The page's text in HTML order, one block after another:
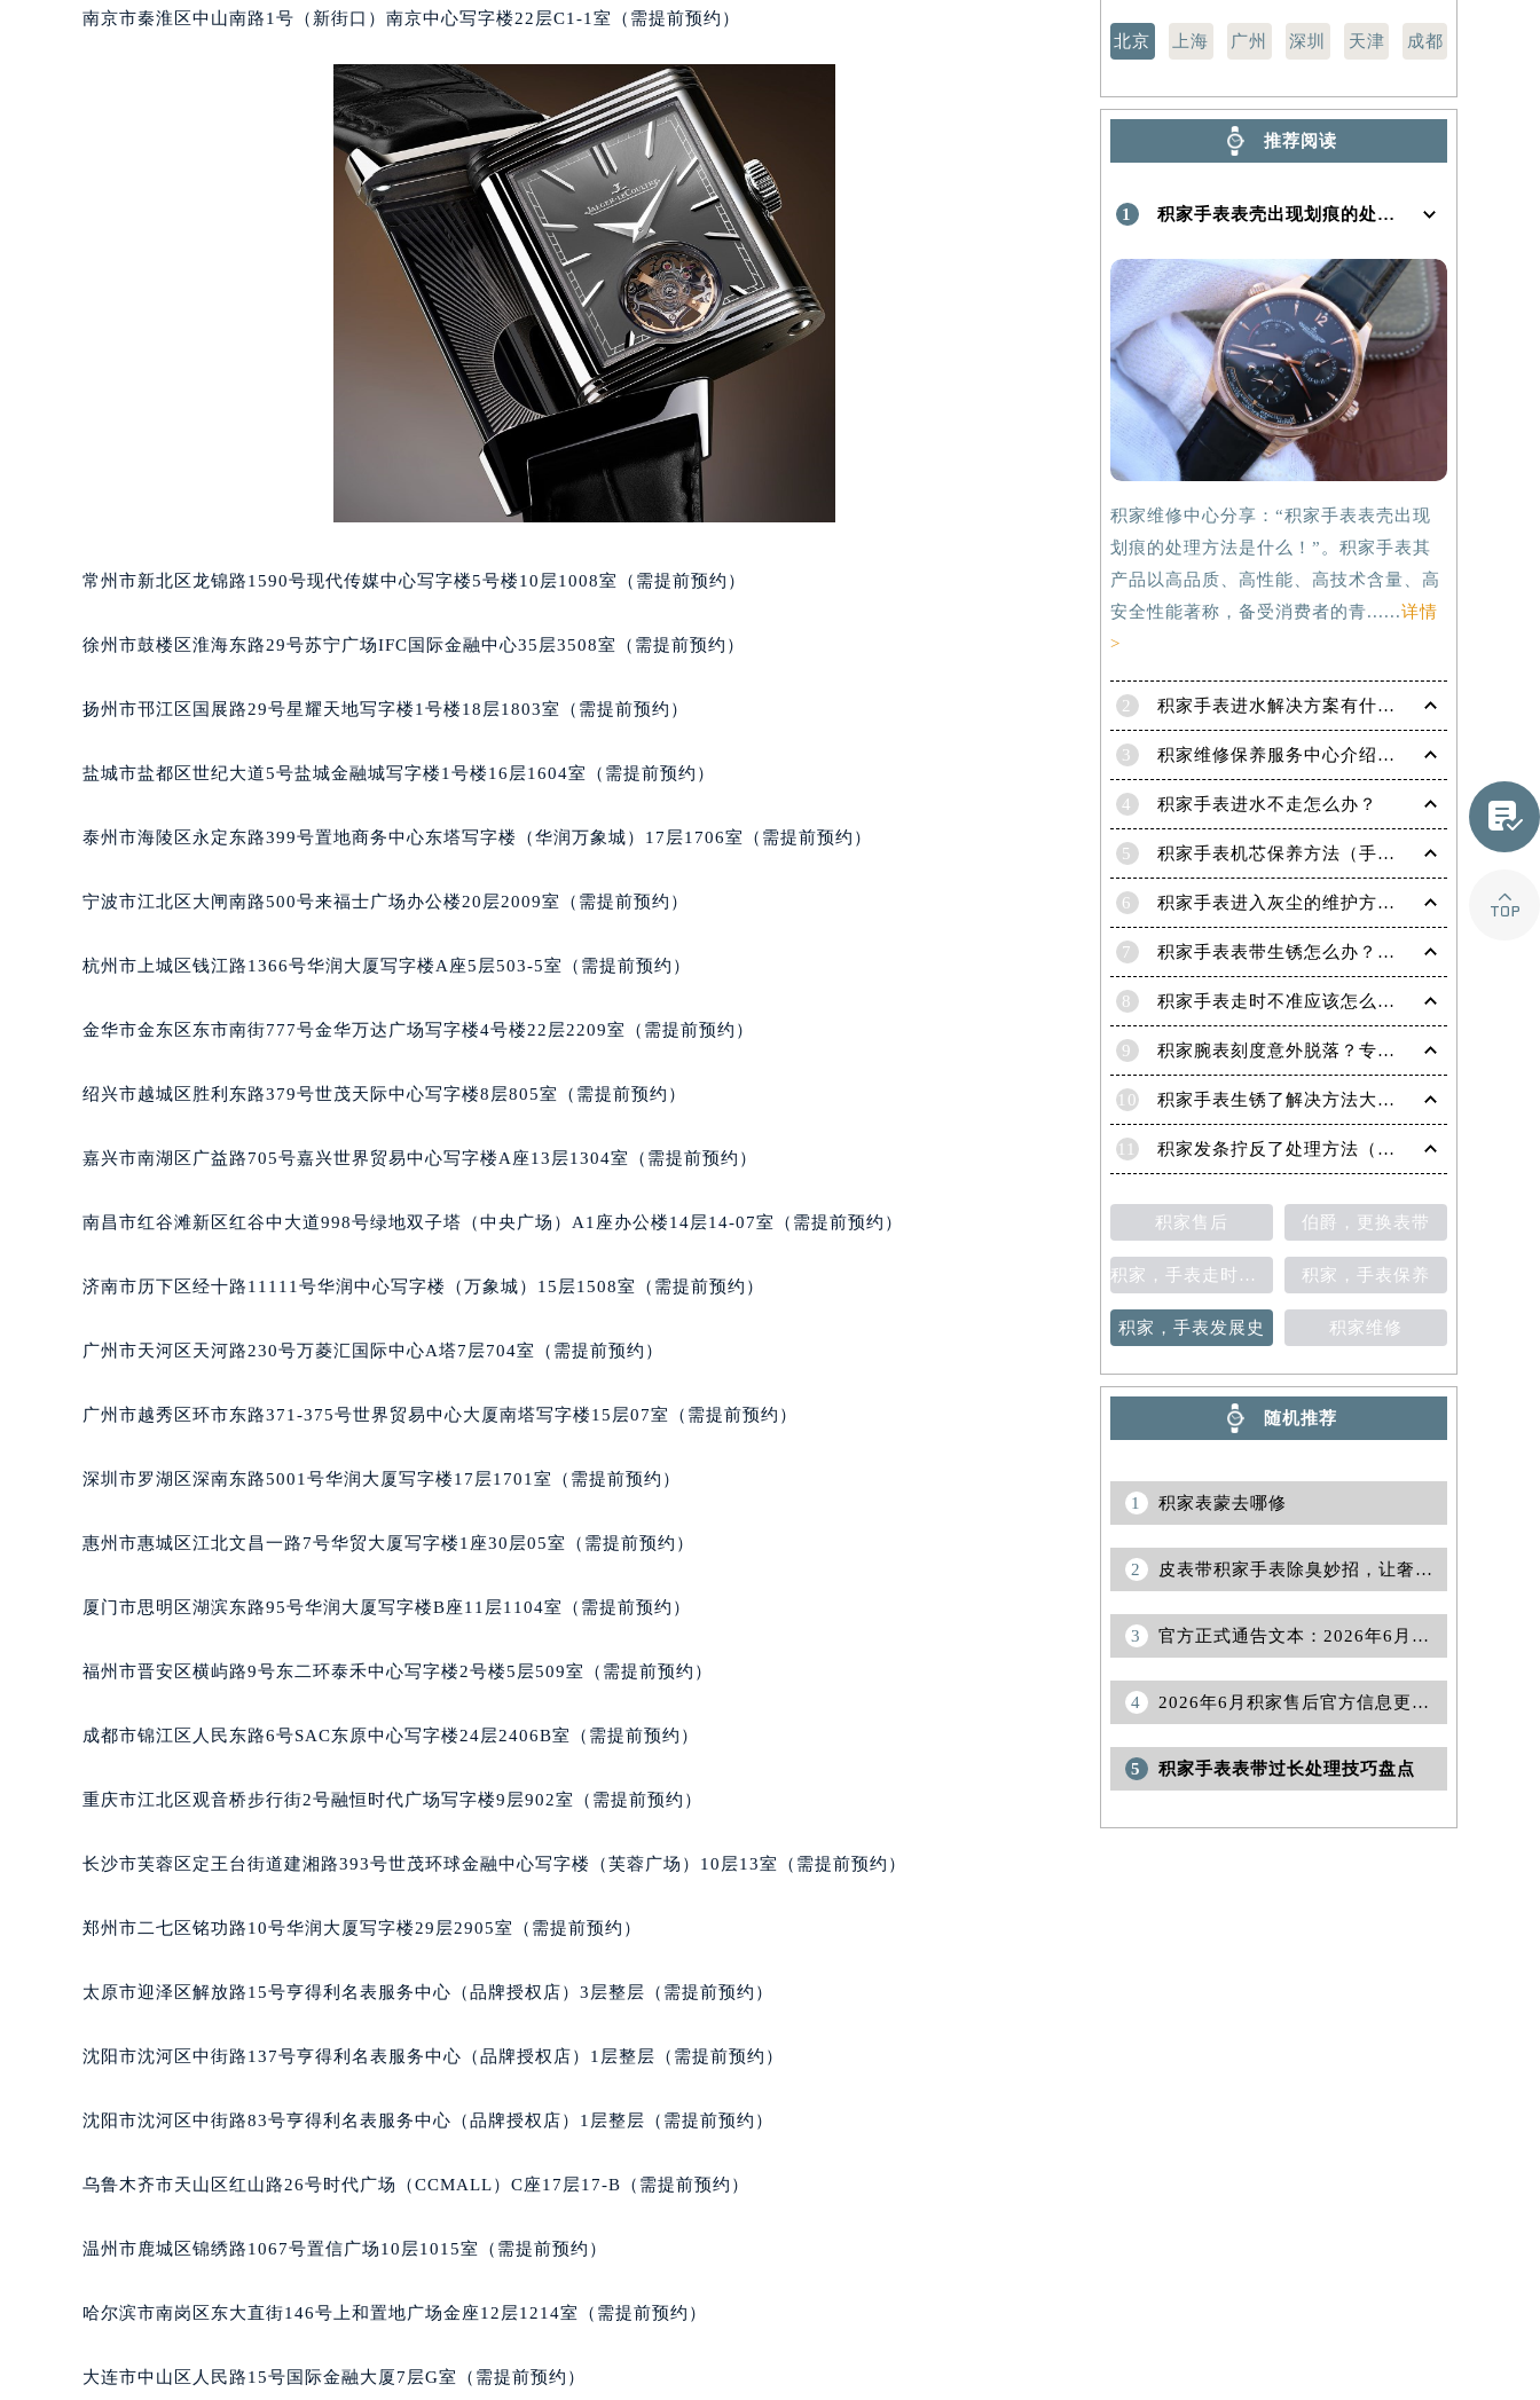
沈阳市沈河区中街路83号亨得利名表服务中心（品牌授权店）1层整层（需提前预约）
温州市鹿城区锦绣路1067号置信广场10层1015室（需提前预约）
哈尔滨市道里区友谊西路600号富力中心T2座写字楼29层03室（需提前预约）
大连市中山区人民路15号国际金融大厦7层G室（需提前预约）
佛山市禅城区季华五路57号万科金融中心C座12层1205室（需提前预约）
东莞市东城街道鸿福东路1号民盈国贸中心T1写字楼9层907室（需提前预约）
无锡市梁溪区人民中路139号恒隆广场写字楼1座11层1104室（需提前预约）
南通市崇川区工农路57号圆融广场写字楼16层1603室（需提前预约）
苏州市苏州工业园区星港街199号苏州中心办公楼C座22层08室（需提前预约）
武汉市江汉区解放大道686号世界贸易大厦38层09室（需提前预约）
南宁市青秀区金湖路59号地王大厦12楼1224室（需提前预约）
合肥市蜀山区潜山路111号万象城华润大厦B座12楼03室（需提前预约）
泉州市丰泽区宝洲路729号浦西万达中心写字楼A座7楼709室（需提前预约）
青岛市南区山东路6号华润大厦B座22层04室（需提前预约）
烟台市芝罘区胜利路139号万达金融中心A座907室（需提前预约）
长春市朝阳区西安大路727号中银大厦A座(旺进大厦)18层09室（需提前预约）
昆明市盘龙区北京路928号同德昆明广场写字楼10层06室（需提前预约）
西安市碑林区南关正街88号华侨城长安国际中心E座6楼10室（需提前预约）
唐山市路南区新华东道100号万达广场写字楼A座10层1002室（需提前预约）
内蒙古自治区呼和浩特市玉泉区大学西街70号华润万象城写字楼（鄂尔多斯大厦）23层2326室（需提前预约）
重庆市解放碑渝中区民权路28号英利国际金融中心写字楼20层01室（需提前预约）
黑龙江省鹤岗市向阳区红军路积家售后服务中心（需提前预约）
黑龙江省鸡西市鸡冠区红军路积家售后服务中心（需提前预约）
黑龙江省牡丹江市东安区太平路积家售后服务中心（需提前预约）
黑龙江省齐齐哈尔市龙沙区龙华路积家售后服务中心（需提前预约）
黑龙江省绥化市北林区新华街与康庄路交叉口积家售后服务中心（需提前预约）
吉林省白城市洮北区明仁南街积家售后服务中心（需提前预约）
吉林省吉林市船营区河南街积家售后服务中心（需提前预约）
吉林省梅河口市新华街道梅河大街积家售后服务中心（需提前预约）
吉林省松原市宁江区五环大街积家售后服务中心（需提前预约）
吉林省延边市延吉市解放路积家售后服务中心（需提前预约）
辽宁省本溪市平山区胜利路积家售后服务中心（需提前预约）
辽宁省丹东市振兴区七经街积家售后服务中心（需提前预约）
辽宁省阜新市海州区解放大街积家售后服务中心（需提前预约）
辽宁省锦州市古塔区中央大街积家售后服务中心（需提前预约）
辽宁省盘锦市兴隆台区石油大街积家售后服务中心（需提前预约）
辽宁省营口市站前区市府路与渤海大街交叉口积家售后服务中心（需提前预约）
辽宁省沈阳市沈河区中街路83号亨得利名表维修授权店1楼积家售后服务中心（需提前预约）
北京市东城区东长安街1号王府井东方广场W3座6层602室积家售后服务中心（需提前预约）
内蒙古自治区阿拉善盟市左旗土尔扈特大街积家售后服务中心（需提前预约）
内蒙古自治区包头市青山区幸福路甲3号王府井百货名表维修积家售后服务中心（需提前预约）
内蒙古自治区鄂尔多斯市东胜区伊金霍洛街积家售后服务中心（需提前预约）
内蒙古自治区通辽市科尔沁区明仁大街积家售后服务中心（需提前预约）
内蒙古自治区乌兰察布市集宁区恩和大街积家售后服务中心（需提前预约）
内蒙古自治区兴安盟市乌兰浩特市兴安大街积家售后服务中心（需提前预约）
南京市秦淮区中山南路1号（新街口）南京中心写字楼22层C1-1室（需提前预约）
常州市新北区龙锦路1590号现代传媒中心写字楼5号楼10层1008室（需提前预约）
徐州市鼓楼区淮海东路29号苏宁广场IFC国际金融中心35层3508室（需提前预约）
扬州市邗江区国展路29号星耀天地写字楼1号楼18层1803室（需提前预约）
盐城市盐都区世纪大道5号盐城金融城写字楼1号楼16层1604室（需提前预约）
泰州市海陵区永定东路399号置地商务中心东塔写字楼（华润万象城）17层1706室（需提前预约）
宁波市江北区大闸南路500号来福士广场办公楼20层2009室（需提前预约）
杭州市上城区钱江路1366号华润大厦写字楼A座5层503-5室（需提前预约）
金华市金东区东市南街777号金华万达广场写字楼4号楼22层2209室（需提前预约）
绍兴市越城区胜利东路379号世茂天际中心写字楼8层805室（需提前预约）
嘉兴市南湖区广益路705号嘉兴世界贸易中心写字楼A座13层1304室（需提前预约）
南昌市红谷滩新区红谷中大道998号绿地双子塔（中央广场）A1座办公楼14层14-07室（需提前预约）
济南市历下区经十路11111号华润中心写字楼（万象城）15层1508室（需提前预约）
广州市天河区天河路230号万菱汇国际中心A塔7层704室（需提前预约）
广州市越秀区环市东路371-375号世界贸易中心大厦南塔写字楼15层07室（需提前预约）
深圳市罗湖区深南东路5001号华润大厦写字楼17层1701室（需提前预约）
惠州市惠城区江北文昌一路7号华贸大厦写字楼1座30层05室（需提前预约）
厦门市思明区湖滨东路95号华润大厦写字楼B座11层1104室（需提前预约）
福州市晋安区横屿路9号东二环泰禾中心写字楼2号楼5层509室（需提前预约）
成都市锦江区人民东路6号SAC东原中心写字楼24层2406B室（需提前预约）
重庆市江北区观音桥步行街2号融恒时代广场写字楼9层902室（需提前预约）
长沙市芙蓉区定王台街道建湘路393号世茂环球金融中心写字楼（芙蓉广场）10层13室（需提前预约）
郑州市二七区铭功路10号华润大厦写字楼29层2905室（需提前预约）
太原市迎泽区解放路15号亨得利名表服务中心（品牌授权店）3层整层（需提前预约）
沈阳市沈河区中街路137号亨得利名表服务中心（品牌授权店）1层整层（需提前预约）
沈阳市沈河区中街路83号亨得利名表服务中心（品牌授权店）1层整层（需提前预约）
乌鲁木齐市天山区红山路26号时代广场（CCMALL）C座17层17-B（需提前预约）
温州市鹿城区锦绣路1067号置信广场10层1015室（需提前预约）
哈尔滨市南岗区东大直街146号上和置地广场金座12层1214室（需提前预约）
大连市中山区人民路15号国际金融大厦7层G室（需提前预约）
北京 上海 广州 深圳 天津 成都
推荐阅读
1 积家手表表壳出现划痕的处理方法是什么！
积家维修中心分享：“积家手表表壳出现
划痕的处理方法是什么！”。积家手表其
产品以高品质、高性能、高技术含量、高
安全性能著称，备受消费者的青......详情
>
2 积家手表进水解决方案有什么？
3 积家维修保养服务中心介绍 | 积家
4 积家手表进水不走怎么办？
5 积家手表机芯保养方法（手表机芯正确保养方法）
6 积家手表进入灰尘的维护方法（处理办法）
7 积家手表表带生锈怎么办？（积家手表去除锈迹的四种方法）
8 积家手表走时不准应该怎么办?(走时不准的处理方法)
9 积家腕表刻度意外脱落？专业应对策略在这里
10 积家手表生锈了解决方法大全（有效保养与修复指南）
11 积家发条拧反了处理方法（手表维修的正确步骤与技巧）
积家售后 伯爵，更换表带
积家，手表走时不准 积家，手表保养
积家，手表发展史 积家维修
随机推荐
1 积家表蒙去哪修
2 皮表带积家手表除臭妙招，让奢华时光重焕清新
3 官方正式通告文本：2026年6月积家官方维修中心及保养点调整
4 2026年6月积家售后官方信息更新：网点迁址+新店开业
5 积家手表表带过长处理技巧盘点

